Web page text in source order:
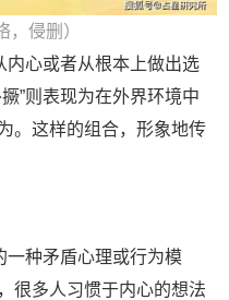
，侵删）
内心或者从根本上做出选
”则表现为在外界环境中
。这样的组合，形象地传
一种矛盾心理或行为模
很多人习惯于内心的想法